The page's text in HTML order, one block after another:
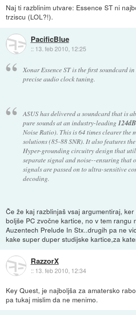
Naj ti razblinim utvare: Essence ST ni
trziscu (LOL?!).
PacificBlue
:: 13. feb 2010, 12:25
Xonar Essence ST is the first soundcard
precise audio clock tuning.
ASUS has delivered a soundcard that is
pure sounds at an industry-leading
Noise Ratio). This is 64 times clearer the
solutions (85-88 SNR). It also features
Hyper-grounding circuitry design that
separate signal and noise--ensuring that
signals are passed on to ultra-sensitive
decoding.
Če že kaj razblinjaš vsaj argumentiraj,
boljše PC zvočne kartice, no v tem rangu
Auzentech Prelude In Stx..drugih pa ne
kake super duper studijske kartice,za
RazzorX
:: 13. feb 2010, 12:34
Key Quest, je najboljša za amatersko
pa tukaj mislim da ne menimo.